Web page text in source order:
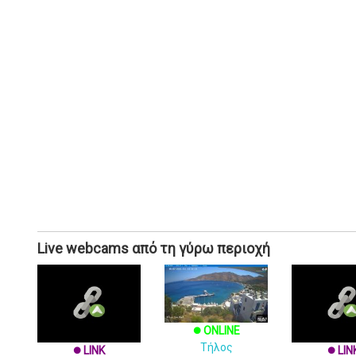
Live webcams από τη γύρω περιοχή
brightness_1 LINK
brightness_1 ONLINE
Τήλος
brightness_1